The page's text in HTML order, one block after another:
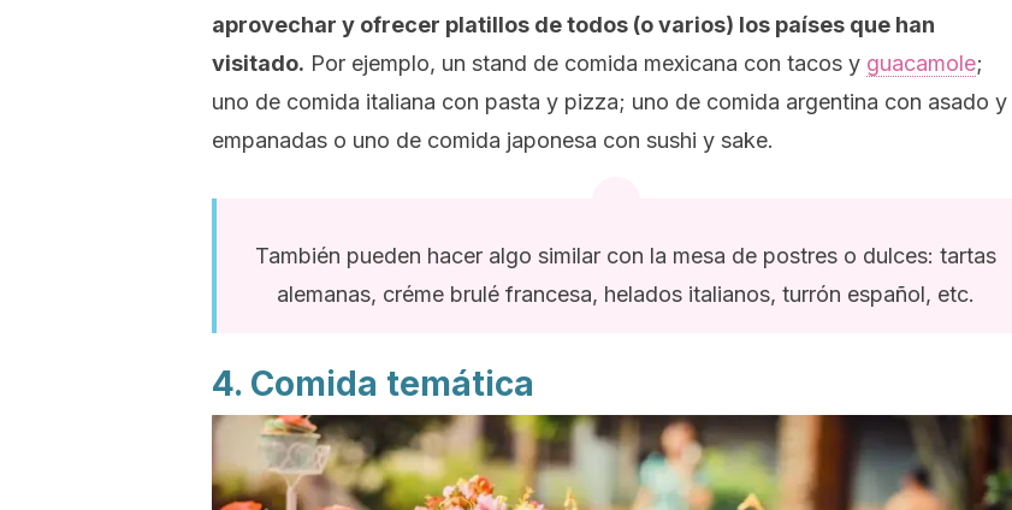
aprovechar y ofrecer platillos de todos (o varios) los países que han
visitado. Por ejemplo, un stand de comida mexicana con tacos y guacamole;
uno de comida italiana con pasta y pizza; uno de comida argentina con asado y
empanadas o uno de comida japonesa con sushi y sake.
También pueden hacer algo similar con la mesa de postres o dulces: tartas
alemanas, créme brulé francesa, helados italianos, turrón español, etc.
4. Comida temática